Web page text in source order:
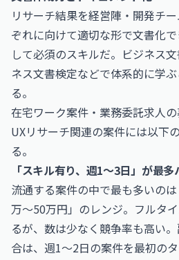
リサーチ結果を経営陣・開発チ
ぞれに向けて適切な形で文書化
して必須のスキルだ。ビジネス
ネス文書検定などで体系的に学
る。
在宅ワーク案件・業務委託求人の
UXリサーチ関連の案件には以下
る。
「スキル有り、週1〜3日」が最多
流通する案件の中で最も多いの
万〜50万円」のレンジ。フルタ
るが、数は少なく競争率も高い
合は、週1〜2日の案件を最初の